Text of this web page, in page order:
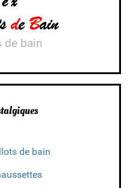
de bain
de bain